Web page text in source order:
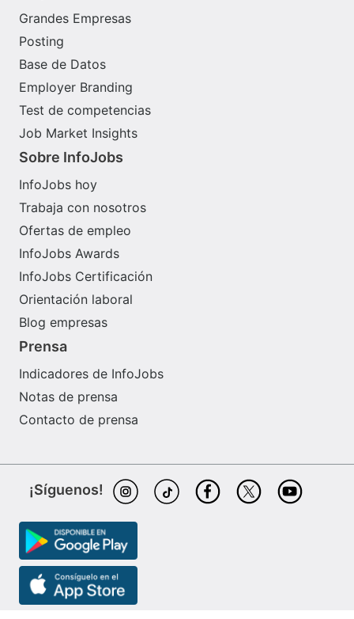
Grandes Empresas
Posting
Base de Datos
Employer Branding
Test de competencias
Job Market Insights
Sobre InfoJobs
InfoJobs hoy
Trabaja con nosotros
Ofertas de empleo
InfoJobs Awards
InfoJobs Certificación
Orientación laboral
Blog empresas
Prensa
Indicadores de InfoJobs
Notas de prensa
Contacto de prensa
¡Síguenos!